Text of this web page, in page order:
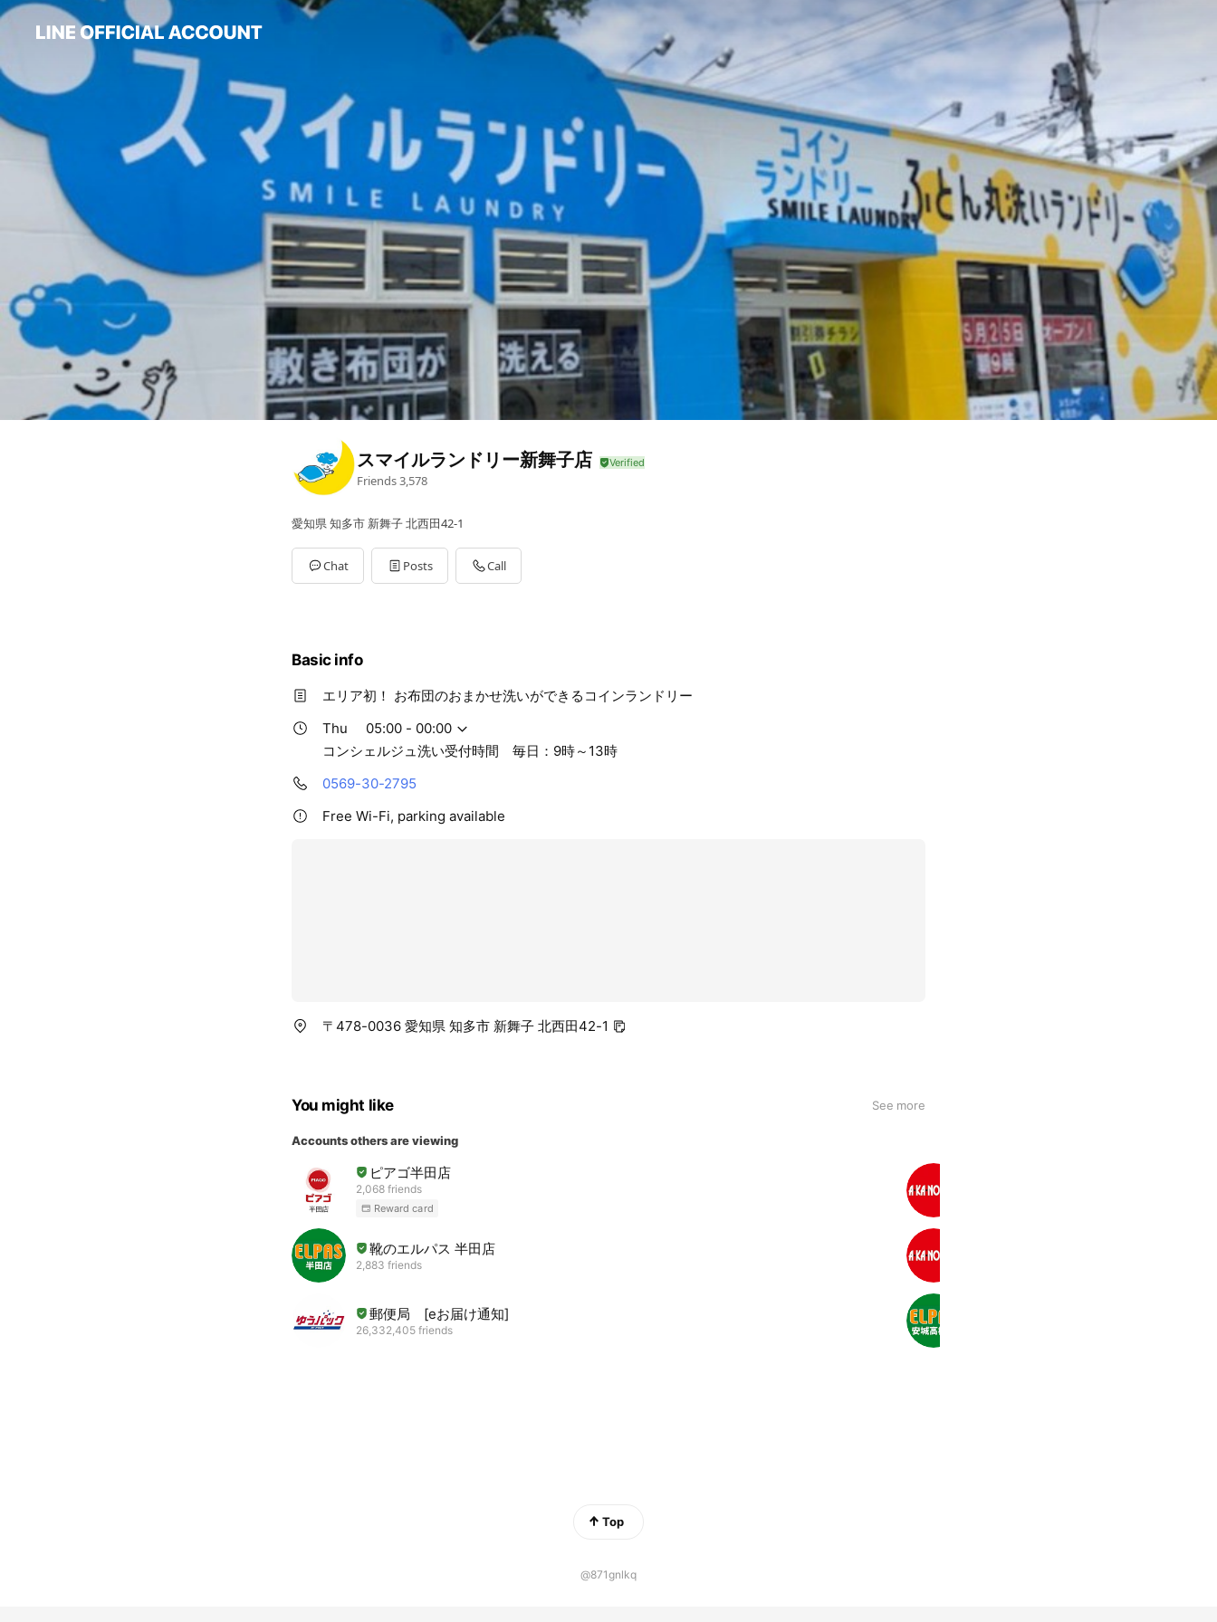
スマイルランドリー新舞子店
Friends3,578
愛知県 知多市 新舞子 北西田42-1
Chat Posts Call
Basic info
エリア初！ お布団のおまかせ洗いができるコインランドリー
Thu
05:00 - 00:00
コンシェルジュ洗い受付時間 毎日：9時～13時
0569-30-2795
Free Wi-Fi, parking available
〒478-0036 愛知県 知多市 新舞子 北西田42-1
You might like See more
Accounts others are viewing
ピアゴ半田店
2,068 friends
Reward card
靴のエルパス 半田店
2,883 friends
郵便局 [eお届け通知]
26,332,405 friends
Top
@871gnlkq